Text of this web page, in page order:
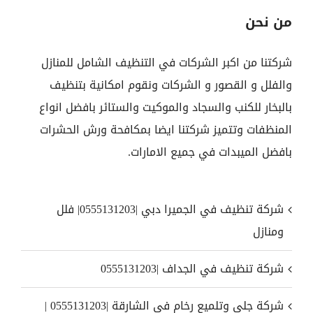
من نحن
شركتنا من اكبر الشركات في التنظيف الشامل للمنازل
والفلل و القصور و الشركات ونقوم امكانية بتنظيف
بالبخار للكنب والسجاد والموكيت والستائر بافضل انواع
المنظفات وتتميز شركتنا ايضا بمكافحة ورش الحشرات
بافضل الميبدات في جميع الامارات.
شركة تنظيف في الجميرا دبي |0555131203| فلل
ومنازل
شركة تنظيف في الجداف |0555131203
شركة جلي وتلميع رخام في الشارقة |0555131203 |